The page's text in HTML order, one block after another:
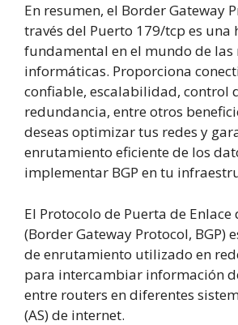
En resumen, el Border Gateway
través del Puerto 179/tcp es una
fundamental en el mundo de las
informáticas. Proporciona
confiable, escalabilidad, control
redundancia, entre otros
deseas optimizar tus redes y
enrutamiento eficiente de los
implementar BGP en tu
El Protocolo de Puerta de Enlace
(Border Gateway Protocol, BGP)
de enrutamiento utilizado en
para intercambiar información
entre routers en diferentes
(AS) de internet.